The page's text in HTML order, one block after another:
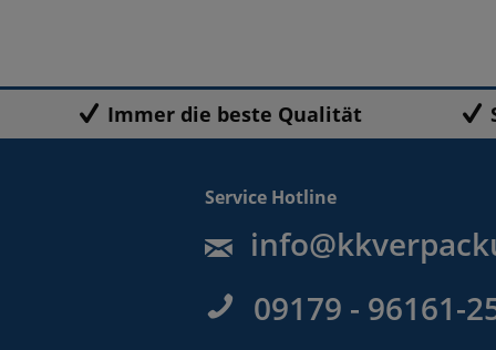
Immer die beste Qualität
Service Hotline
09179 - 96161-